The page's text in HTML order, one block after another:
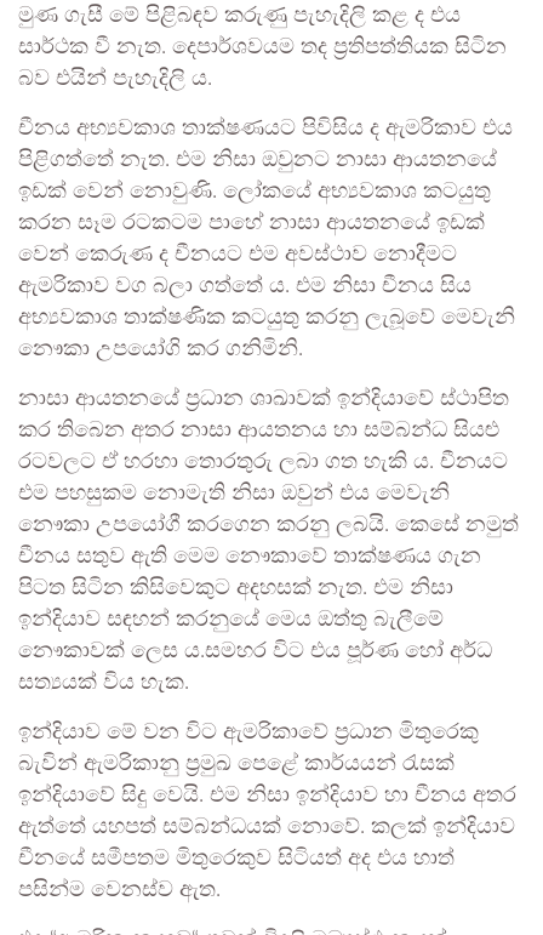
මුණ ගැසී මේ පිළිබඳව කරුණු පැහැදිලි කළ ද එය
සාර්ථක වී නැත. දෙපාර්ශවයම තද ප්‍රතිපත්තියක සිටින
බව එයින් පැහැදිලි ය.
චීනය අභ්‍යවකාශ තාක්ෂණයට පිවිසිය ද ඇමරිකාව එය
පිළිගත්තේ නැත. එම නිසා ඔවුනට නාසා ආයතනයේ
ඉඩක් වෙන් නොවුණි. ලෝකයේ අභ්‍යවකාශ කටයුතු
කරන සෑම රටකටම පාහේ නාසා ආයතනයේ ඉඩක්
වෙන් කෙරුණ ද චීනයට එම අවස්ථාව නොදීමට
ඇමරිකාව වග බලා ගත්තේ ය. එම නිසා චීනය සිය
අභ්‍යවකාශ තාක්ෂණික කටයුතු කරනු ලැබූවේ මෙවැනි
නෞකා උපයෝගි කර ගනිමිනි.
නාසා ආයතනයේ ප්‍රධාන ශාඛාවක් ඉන්දියාවේ ස්ථාපිත
කර තිබෙන අතර නාසා ආයතනය හා සම්බන්ධ සියළු
රටවලට ඒ හරහා තොරතුරු ලබා ගත හැකි ය. චීනයට
එම පහසුකම නොමැති නිසා ඔවුන් එය මෙවැනි
නෞකා උපයෝගී කරගෙන කරනු ලබයි. කෙසේ නමුත්
චීනය සතුව ඇති මෙම නෞකාවේ තාක්ෂණය ගැන
පිටත සිටින කිසිවෙකුට අදහසක් නැත. එම නිසා
ඉන්දියාව සඳහන් කරනුයේ මෙය ඔත්තු බැලීමේ
නෞකාවක් ලෙස ය.සමහර විට එය පූර්ණ හෝ අර්ධ
සත්‍යයක් විය හැක.
ඉන්දියාව මේ වන විට ඇමරිකාවේ ප්‍රධාන මිතුරෙකු
බැවින් ඇමරිකානු ප්‍රමුඛ පෙළේ කාර්යයන් රැසක්
ඉන්දියාවේ සිදු වෙයි. එම නිසා ඉන්දියාව හා චීනය අතර
ඇත්තේ යහපත් සම්බන්ධයක් නොවේ. කලක් ඉන්දියාව
චීනයේ සමීපතම මිතුරෙකුව සිටියත් අද එය හාත්
පසින්ම වෙනස්ව ඇත.